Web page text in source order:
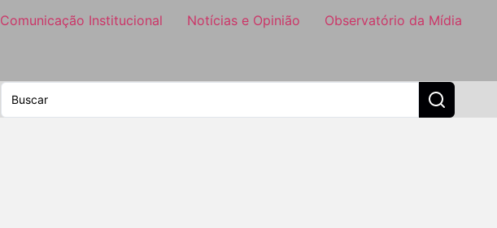
Comunicação Institucional Notícias e Opinião Observatório da Mídia